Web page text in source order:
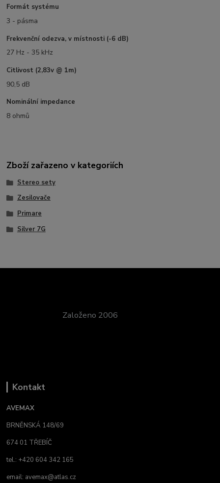
Formát systému
3 - pásma
Frekvenční odezva, v místnosti (-6 dB)
27 Hz - 35 kHz
Citlivost (2,83v @ 1m)
90,5 dB
Nominální impedance
8 ohmů
Zboží zařazeno v kategoriích
Stereo sety
Zesilovače
Primare
Silver 7G
Založeno 2006
Kontakt
AVEMAX
BRNĚNSKÁ 148/69
674 01 TŘEBÍČ
tel.: +420 604 342 165
email: avemax@atlas.cz